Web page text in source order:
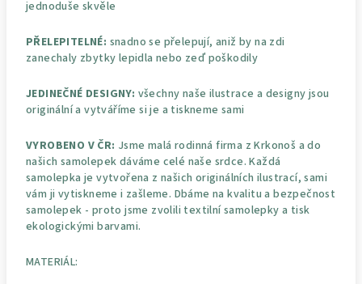
jednoduše skvěle
PŘELEPITELNÉ: snadno se přelepují, aniž by na zdi
zanechaly zbytky lepidla nebo zeď poškodily
JEDINEČNÉ DESIGNY: všechny naše ilustrace a designy jsou
originální a vytváříme si je a tiskneme sami
VYROBENO V ČR: Jsme malá rodinná firma z Krkonoš a do
našich samolepek dáváme celé naše srdce. Každá
samolepka je vytvořena z našich originálních ilustrací, sami
vám ji vytiskneme i zašleme. Dbáme na kvalitu a bezpečnost
samolepek - proto jsme zvolili textilní samolepky a tisk
ekologickými barvami.
MATERIÁL: